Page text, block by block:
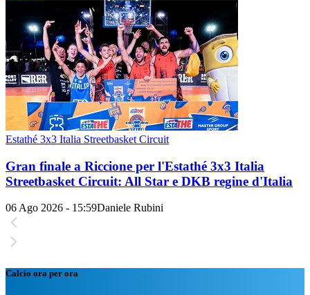
Estathé 3x3 Italia Streetbasket Circuit
Gran finale a Riccione per l'Estathé 3x3 Italia
Streetbasket Circuit: All Star e DKB regine d'Italia
06 Ago 2026 - 15:59Daniele Rubini
Calcio ora per ora